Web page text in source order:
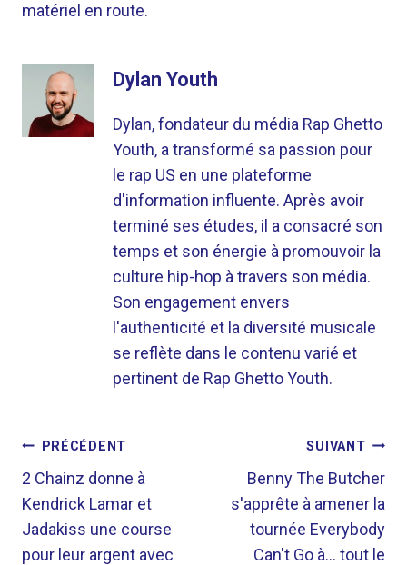
matériel en route.
Dylan Youth
Dylan, fondateur du média Rap Ghetto
Youth, a transformé sa passion pour
le rap US en une plateforme
d'information influente. Après avoir
terminé ses études, il a consacré son
temps et son énergie à promouvoir la
culture hip-hop à travers son média.
Son engagement envers
l'authenticité et la diversité musicale
se reflète dans le contenu varié et
pertinent de Rap Ghetto Youth.
NAVIGATION
DE
L’ARTICLE
PRÉCÉDENT
2 Chainz donne à
Kendrick Lamar et
Jadakiss une course
pour leur argent avec
SUIVANT
Benny The Butcher
s'apprête à amener la
tournée Everybody
Can't Go à… tout le